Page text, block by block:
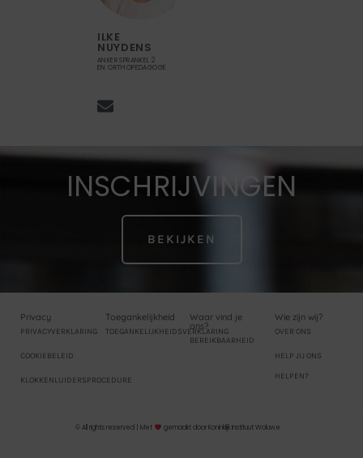
ILKE
NUYDENS
ANKER SPRANKEL 2
EN ORTHOPEDAGOGE
INSCHRIJVINGEN
BEKIJKEN
Privacy
PRIVACYVERKLARING
COOKIEBELEID
KLOKKENLUIDERSPROCEDURE
Toegankelijkheid
TOEGANKELIJKHEIDSVERKLARING
Waar vind je
ons?
BEREIKBAARHEID
Wie zijn wij?
OVER ONS
HELP JIJ ONS
HELPEN?
© All rights reserved | Met gemaakt door Koninklijk Instituut Woluwe